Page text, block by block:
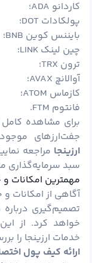
کاردانو ADA؛
پولکادات DOT؛
بایننس کوین BNB؛
چین لینک LINK؛
ترون TRX؛
آوالانچ AVAX؛
کازماس ATOM؛
فانتوم FTM.
برای مشاهده
جفت‌ارزهای
ارزینجا مراجعه
سبد سرمایه‌گذاری
مهمترین امکانات و
آگاهی از امکانات
تصمیم‌گیری
خواهد کرد. از
خدمات ارزینجا را
ارائه کیف پول